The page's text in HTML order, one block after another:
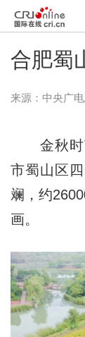
合肥蜀
来源：中央广
金秋时
市蜀山区
斓，约
画。